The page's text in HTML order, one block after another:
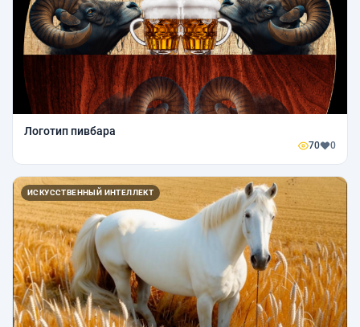
Логотип пивбара
70 0
ИСКУССТВЕННЫЙ ИНТЕЛЛЕКТ